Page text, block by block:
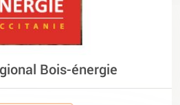
Bois-énergie